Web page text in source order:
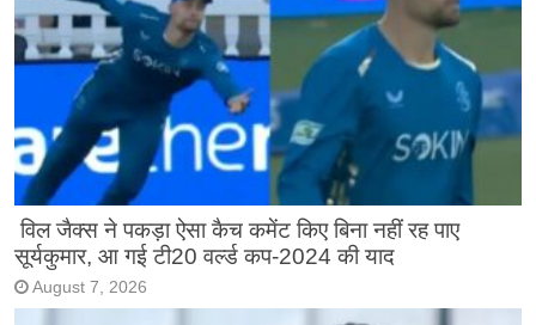
विल जैक्स ने पकड़ा ऐसा कैच कमेंट किए बिना नहीं रह पाए
सूर्यकुमार, आ गई टी20 वर्ल्ड कप-2024 की याद
August 7, 2026